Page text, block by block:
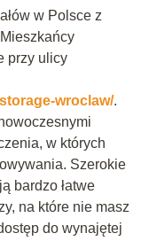
w Polsce z
przy ulicy
wroclaw/.
w których
Szerokie
bardzo łatwe
na które nie masz
do wynajętej